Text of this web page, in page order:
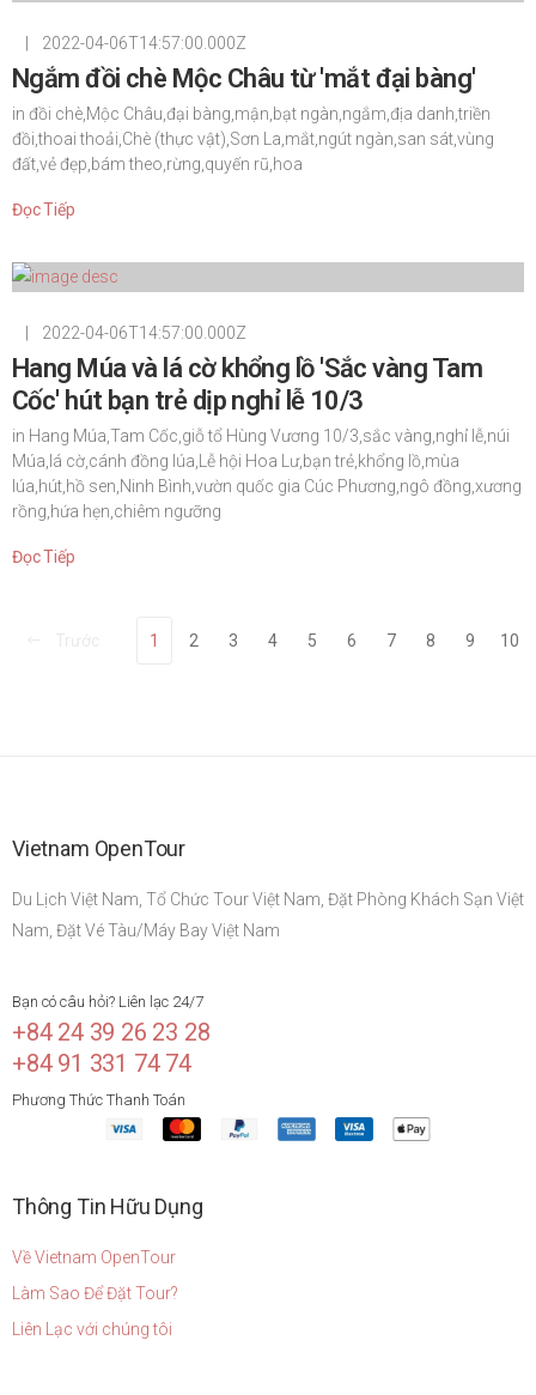
2022-04-06T14:57:00.000Z
Ngắm đồi chè Mộc Châu từ 'mắt đại bàng'
in đồi chè,Mộc Châu,đại bàng,mận,bạt ngàn,ngắm,địa danh,triền
đồi,thoai thoải,Chè (thực vật),Sơn La,mắt,ngút ngàn,san sát,vùng
đất,vẻ đẹp,bám theo,rừng,quyến rũ,hoa
Đọc Tiếp
2022-04-06T14:57:00.000Z
Hang Múa và lá cờ khổng lồ 'Sắc vàng Tam
Cốc' hút bạn trẻ dịp nghỉ lễ 10/3
in Hang Múa,Tam Cốc,giỗ tổ Hùng Vương 10/3,sắc vàng,nghỉ lễ,núi
Múa,lá cờ,cánh đồng lúa,Lễ hội Hoa Lư,bạn trẻ,khổng lồ,mùa
lúa,hút,hồ sen,Ninh Bình,vườn quốc gia Cúc Phương,ngô đồng,xương
rồng,hứa hẹn,chiêm ngưỡng
Đọc Tiếp
1 2 3 4 5 6 7 8 9 10
Vietnam OpenTour
Du Lịch Việt Nam, Tổ Chức Tour Việt Nam, Đặt Phòng Khách Sạn Việt
Nam, Đặt Vé Tàu/Máy Bay Việt Nam
Bạn có câu hỏi? Liên lạc 24/7
+84 24 39 26 23 28
+84 91 331 74 74
Phương Thức Thanh Toán
Thông Tin Hữu Dụng
Về Vietnam OpenTour
Làm Sao Để Đặt Tour?
Liên Lạc với chúng tôi